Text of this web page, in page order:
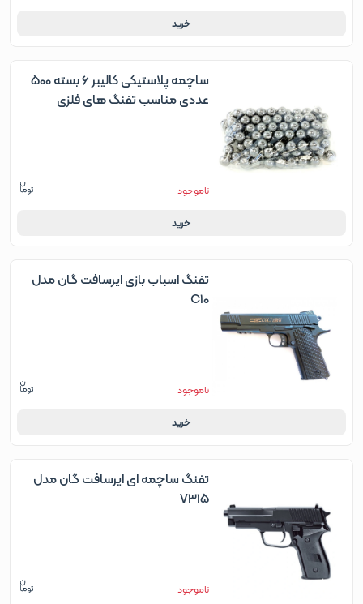
خرید
ساچمه پلاستیکی کالیبر 6 بسته 500
عددی مناسب تفنگ های فلزی
ناموجود
خرید
تفنگ اسباب بازی ایرسافت گان مدل
C10
ناموجود
خرید
تفنگ ساچمه ای ایرسافت گان مدل
V315
ناموجود